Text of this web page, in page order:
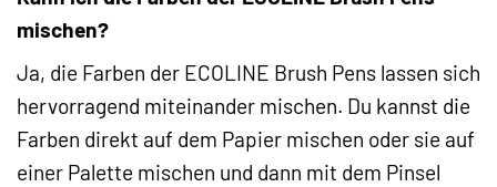
mischen?
Ja, die Farben der ECOLINE Brush Pens lassen sich
hervorragend miteinander mischen. Du kannst die
Farben direkt auf dem Papier mischen oder sie auf
einer Palette mischen und dann mit dem Pinsel